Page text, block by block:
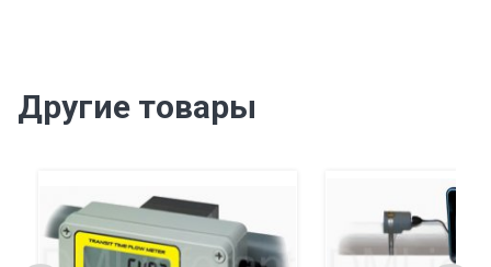
Другие товары